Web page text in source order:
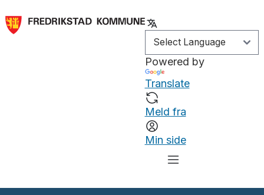
Powered by
Translate
Meld fra
Min side